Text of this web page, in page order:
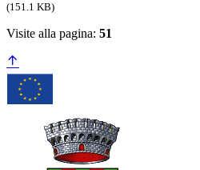
(151.1 KB)
Visite alla pagina: 51